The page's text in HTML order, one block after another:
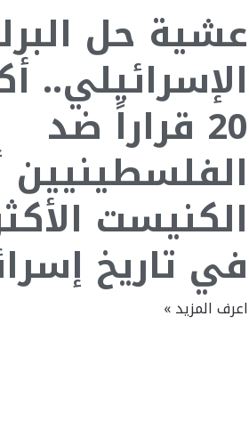
عشية حل
الإسرائيلي..
20 قراراً ضد
الكنيست
في تاريخ
اعرف المزيد »